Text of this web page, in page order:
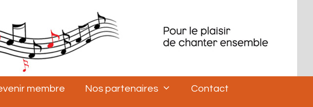
membre Nos partenaires Contact